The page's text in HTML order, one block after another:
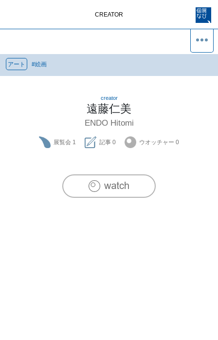
CREATOR
アート #絵画
creator
遠藤仁美
ENDO Hitomi
展覧会 1 記事 0 ウオッチャー 0